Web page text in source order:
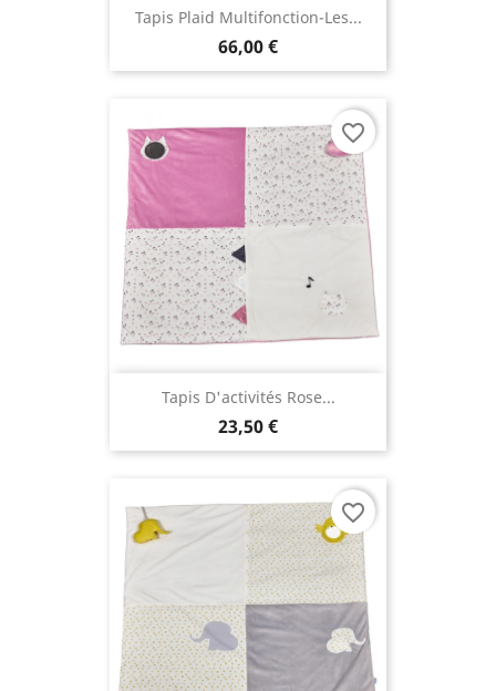
Tapis Plaid Multifonction-Les...
66,00 €
Tapis D'activités Rose...
23,50 €
favorite_border
favorite_border